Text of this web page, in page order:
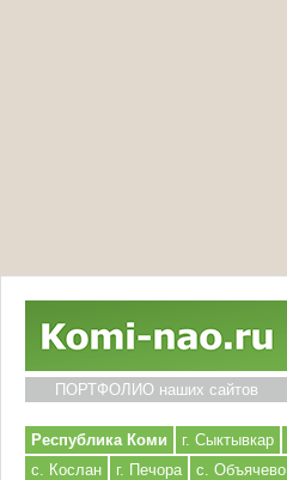
ПОРТФОЛИО наших сайтов
Республика Коми г. Сыктывкар
с. Кослан
г. Печора с. Объячево